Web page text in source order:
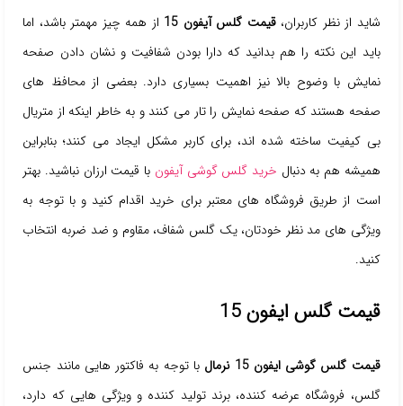
شاید از نظر کاربران،قیمت گلس آیفون 15
از همه چیز مهمتر باشد، اما
باید این نکته را هم بدانید که دارا بودن شفافیت و نشان دادن صفحه
نمایش با وضوح بالا نیز اهمیت بسیاری دارد. بعضی از محافظ های
صفحه هستند که صفحه نمایش را تار می کنند و به خاطر اینکه از متریال
بی کیفیت ساخته شده اند، برای کاربر مشکل ایجاد می کنند؛ بنابراین
همیشه هم به دنبال خرید گلس گوشی آیفون با قیمت ارزان نباشید. بهتر
است از طریق فروشگاه های معتبر برای خرید اقدام کنید و با توجه به
ویژگی های مد نظر خودتان، یک گلس شفاف، مقاوم و ضد ضربه انتخاب
کنید.
قیمت گلس ایفون 15
قیمت گلس گوشی ایفون 15 نرمال
با توجه به فاکتور هایی مانند جنس
گلس، فروشگاه عرضه کننده، برند تولید کننده و ویژگی هایی که دارد،